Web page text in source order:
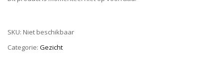
SKU: Niet beschikbaar
Categorie: Gezicht